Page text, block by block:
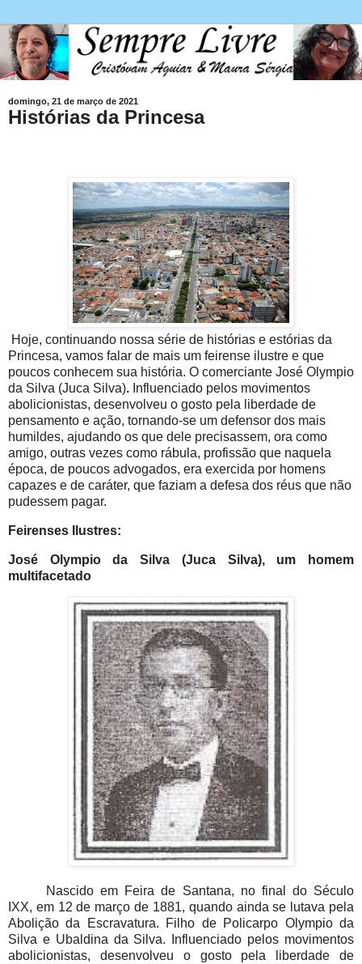
domingo, 21 de março de 2021
Histórias da Princesa
Hoje, continuando nossa série de histórias e estórias da
Princesa, vamos falar de mais um feirense ilustre e que
poucos conhecem sua história. O comerciante José Olympio
da Silva (Juca Silva). nfluenciado pelos movimentos
abolicionistas, desenvolveu o gosto pela liberdade de
pensamento e ação, tornando-se um defensor dos mais
humildes, ajudando os que dele precisassem, ora como
amigo, outras vezes como rábula, profissão que naquela
época, de poucos advogados, era exercida por homens
capazes e de caráter, que faziam a defesa dos réus que não
pudessem pagar.
Feirenses Ilustres:
José Olympio da Silva (Juca Silva), um homem
multifacetado
Nascido em Feira de Santana, no final do Século
IXX, em 12 de março de 1881, quando ainda se lutava pela
Abolição da Escravatura. Filho de Policarpo Olympio da
Silva e Ubaldina da Silva.
nfluenciado pelos movimentos
abolicionistas, desenvolveu o gosto pela liberdade de